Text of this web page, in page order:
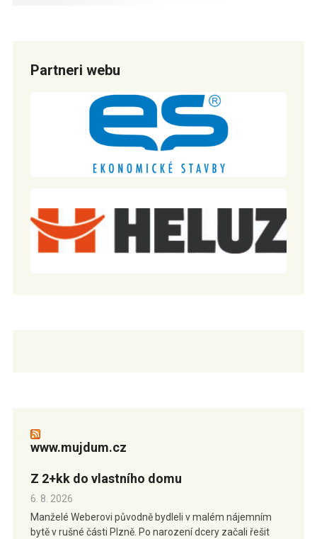
Partneri webu
www.mujdum.cz
Z 2+kk do vlastního domu
6. 8. 2026
Manželé Weberovi původně bydleli v malém nájemním
bytě v rušné části Plzně. Po narození dcery začali řešit